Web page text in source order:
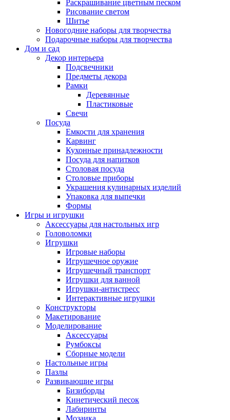
Раскрашивание цветным песком
Рисование светом
Шитье
Новогодние наборы для творчества
Подарочные наборы для творчества
Дом и сад
Декор интерьера
Подсвечники
Предметы декора
Рамки
Деревянные
Пластиковые
Свечи
Посуда
Емкости для хранения
Карвинг
Кухонные принадлежности
Посуда для напитков
Столовая посуда
Столовые приборы
Украшения кулинарных изделий
Упаковка для выпечки
Формы
Игры и игрушки
Аксессуары для настольных игр
Головоломки
Игрушки
Игровые наборы
Игрушечное оружие
Игрушечный транспорт
Игрушки для ванной
Игрушки-антистресс
Интерактивные игрушки
Конструкторы
Макетирование
Моделирование
Аксессуары
Румбоксы
Сборные модели
Настольные игры
Пазлы
Развивающие игры
Бизиборды
Кинетический песок
Лабиринты
Мозаика